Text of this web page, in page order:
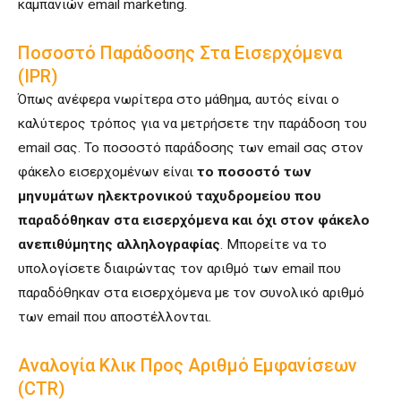
καμπανιών email marketing.
Ποσοστό Παράδοσης Στα Εισερχόμενα
(IPR)
Όπως ανέφερα νωρίτερα στο μάθημα, αυτός είναι ο
καλύτερος τρόπος για να μετρήσετε την παράδοση του
email σας. Το ποσοστό παράδοσης των email σας στον
φάκελο εισερχομένων είναι το ποσοστό των
μηνυμάτων ηλεκτρονικού ταχυδρομείου που
παραδόθηκαν στα εισερχόμενα και όχι στον φάκελο
ανεπιθύμητης αλληλογραφίας. Μπορείτε να το
υπολογίσετε διαιρώντας τον αριθμό των email που
παραδόθηκαν στα εισερχόμενα με τον συνολικό αριθμό
των email που αποστέλλονται.
Αναλογία Κλικ Προς Αριθμό Εμφανίσεων
(CTR)